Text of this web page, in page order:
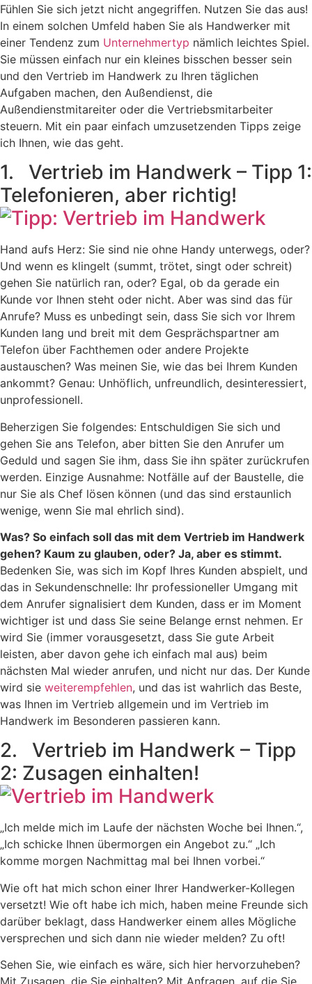
Fühlen Sie sich jetzt nicht angegriffen. Nutzen Sie das aus!
In einem solchen Umfeld haben Sie als Handwerker mit
einer Tendenz zum Unternehmertyp nämlich leichtes Spiel.
Sie müssen einfach nur ein kleines bisschen besser sein
und den Vertrieb im Handwerk zu Ihren täglichen
Aufgaben machen, den Außendienst, die
Außendienstmitareiter oder die Vertriebsmitarbeiter
steuern. Mit ein paar einfach umzusetzenden Tipps zeige
ich Ihnen, wie das geht.
1. Vertrieb im Handwerk – Tipp 1:
Telefonieren, aber richtig!
Hand aufs Herz: Sie sind nie ohne Handy unterwegs, oder?
Und wenn es klingelt (summt, trötet, singt oder schreit)
gehen Sie natürlich ran, oder? Egal, ob da gerade ein
Kunde vor Ihnen steht oder nicht. Aber was sind das für
Anrufe? Muss es unbedingt sein, dass Sie sich vor Ihrem
Kunden lang und breit mit dem Gesprächspartner am
Telefon über Fachthemen oder andere Projekte
austauschen? Was meinen Sie, wie das bei Ihrem Kunden
ankommt? Genau: Unhöflich, unfreundlich, desinteressiert,
unprofessionell.
Beherzigen Sie folgendes: Entschuldigen Sie sich und
gehen Sie ans Telefon, aber bitten Sie den Anrufer um
Geduld und sagen Sie ihm, dass Sie ihn später zurückrufen
werden. Einzige Ausnahme: Notfälle auf der Baustelle, die
nur Sie als Chef lösen können (und das sind erstaunlich
wenige, wenn Sie mal ehrlich sind).
Was? So einfach soll das mit dem Vertrieb im Handwerk
gehen? Kaum zu glauben, oder? Ja, aber es stimmt.
Bedenken Sie, was sich im Kopf Ihres Kunden abspielt, und
das in Sekundenschnelle: Ihr professioneller Umgang mit
dem Anrufer signalisiert dem Kunden, dass er im Moment
wichtiger ist und dass Sie seine Belange ernst nehmen. Er
wird Sie (immer vorausgesetzt, dass Sie gute Arbeit
leisten, aber davon gehe ich einfach mal aus) beim
nächsten Mal wieder anrufen, und nicht nur das. Der Kunde
wird sie weiterempfehlen, und das ist wahrlich das Beste,
was Ihnen im Vertrieb allgemein und im Vertrieb im
Handwerk im Besonderen passieren kann.
2. Vertrieb im Handwerk – Tipp
2: Zusagen einhalten!
„Ich melde mich im Laufe der nächsten Woche bei Ihnen.“,
„Ich schicke Ihnen übermorgen ein Angebot zu.“ „Ich
komme morgen Nachmittag mal bei Ihnen vorbei.“
Wie oft hat mich schon einer Ihrer Handwerker-Kollegen
versetzt! Wie oft habe ich mich, haben meine Freunde sich
darüber beklagt, dass Handwerker einem alles Mögliche
versprechen und sich dann nie wieder melden? Zu oft!
Sehen Sie, wie einfach es wäre, sich hier hervorzuheben?